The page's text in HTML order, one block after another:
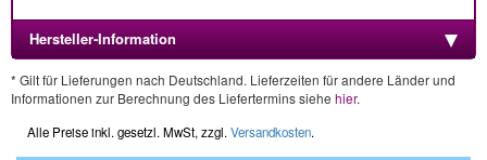
Hersteller-Information
* Gilt für Lieferungen nach Deutschland. Lieferzeiten für andere Länder und
Informationen zur Berechnung des Liefertermins siehe hier.
Alle Preise inkl. gesetzl. MwSt, zzgl. Versandkosten.